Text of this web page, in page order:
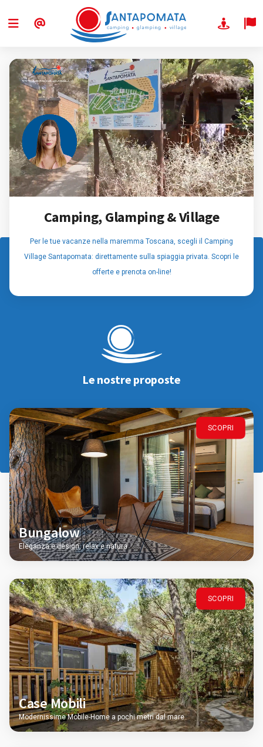
Camping, Glamping & Village
Per le tue vacanze nella maremma Toscana, scegli il Camping
Village Santapomata: direttamente sulla spiaggia privata. Scopri le
offerte e prenota on-line!
Le nostre proposte
SCOPRI
Bungalow
Eleganza e design, relax e natura
SCOPRI
Case Mobili
Modernissime Mobile-Home a pochi metri dal mare